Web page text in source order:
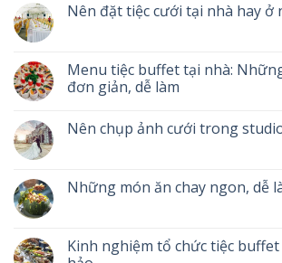
Nên đặt tiệc cưới tại nhà hay ở
Menu tiệc buffet tại nhà:
đơn giản, dễ làm
Nên chụp ảnh cưới trong
Những món ăn chay ngon, dễ
Kinh nghiệm tổ chức tiệc